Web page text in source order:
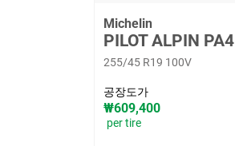
Michelin
PILOT ALPIN PA4
255/45 R19 100V
공장도가
₩609,400
per tire